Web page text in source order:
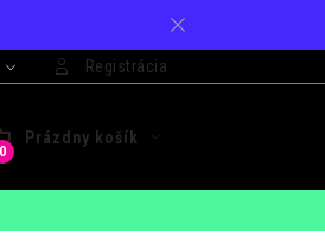
Registrácia
Prázdny košík